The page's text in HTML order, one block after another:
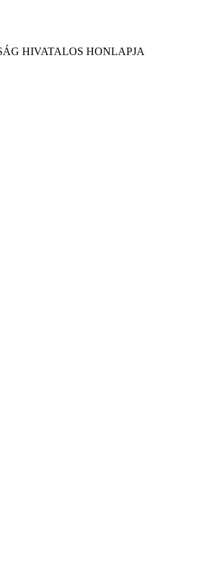
HIVATALOS HONLAPJA